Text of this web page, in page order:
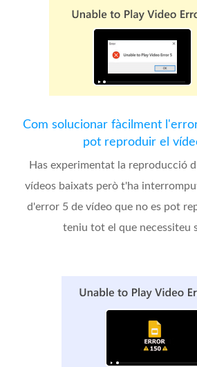
Com solucionar fàcilment
pot reproduir el
Has experimentat la reproducció
vídeos baixats però t'ha
d'error 5 de vídeo que no es pot
teniu tot el que necessiteu